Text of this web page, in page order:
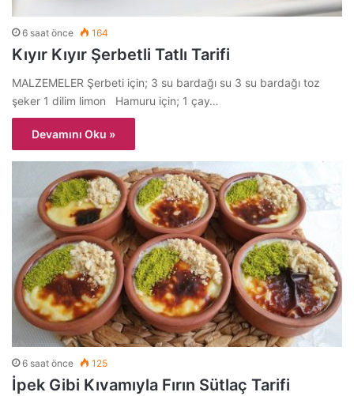
6 saat önce 164
Kıyır Kıyır Şerbetli Tatlı Tarifi
MALZEMELER Şerbeti için; 3 su bardağı su 3 su bardağı toz
şeker 1 dilim limon Hamuru için; 1 çay…
Devamını Oku »
6 saat önce 125
İpek Gibi Kıvamıyla Fırın Sütlaç Tarifi